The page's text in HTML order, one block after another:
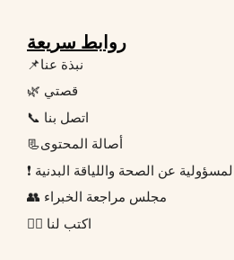
روابط سريعة
📌نبذة عنا
🌿 قصتي
📞 اتصل بنا
📃أصالة المحتوى
المسؤولية عن الصحة واللياقة البدنية
👥 مجلس مراجعة الخبراء
✍🏻 اكتب لنا